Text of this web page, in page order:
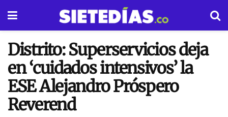
Distrito: Superservicios deja
en ‘cuidados intensivos’ la
ESE Alejandro Próspero
Reverend